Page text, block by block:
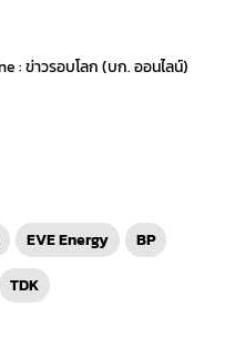
: ข่าวรอบโลก (บก. ออนไลน์)
EVE Energy
BP
TDK